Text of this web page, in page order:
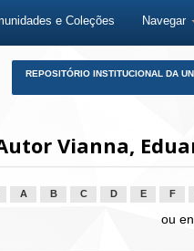
e Coleções Navegar
REPOSITÓRIO INSTITUCIONAL DA
Vianna,
A B C D E F
ou